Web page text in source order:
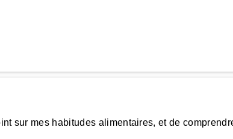
sur mes habitudes alimentaires, et de